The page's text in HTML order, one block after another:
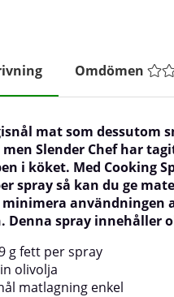
Omdömen
mat som dessutom
Slender Chef har
i köket. Med Cooking
spray så kan du ge
användningen
Denna spray innehåller
g fett per spray
olivolja
matlagning enkel